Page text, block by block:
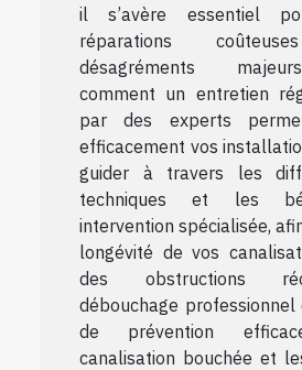
il s’avère essentiel
réparations
désagréments
comment un entretien
par des experts
efficacement vos
guider à travers les
techniques et les
intervention spécialisée,
longévité de vos
des obstructions
débouchage
de prévention
canalisation bouchée et